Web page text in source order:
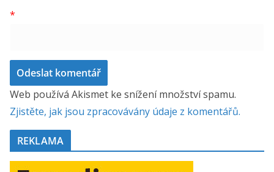
*
Web používá Akismet ke snížení množství spamu.
Zjistěte, jak jsou zpracovávány údaje z komentářů.
REKLAMA